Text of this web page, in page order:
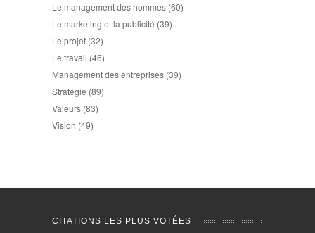
Le management des hommes (60)
Le marketing et la publicité (39)
Le projet (32)
Le travail (46)
Management des entreprises (39)
Stratégie (89)
Valeurs (83)
Vision (49)
CITATIONS LES PLUS VOTÉES